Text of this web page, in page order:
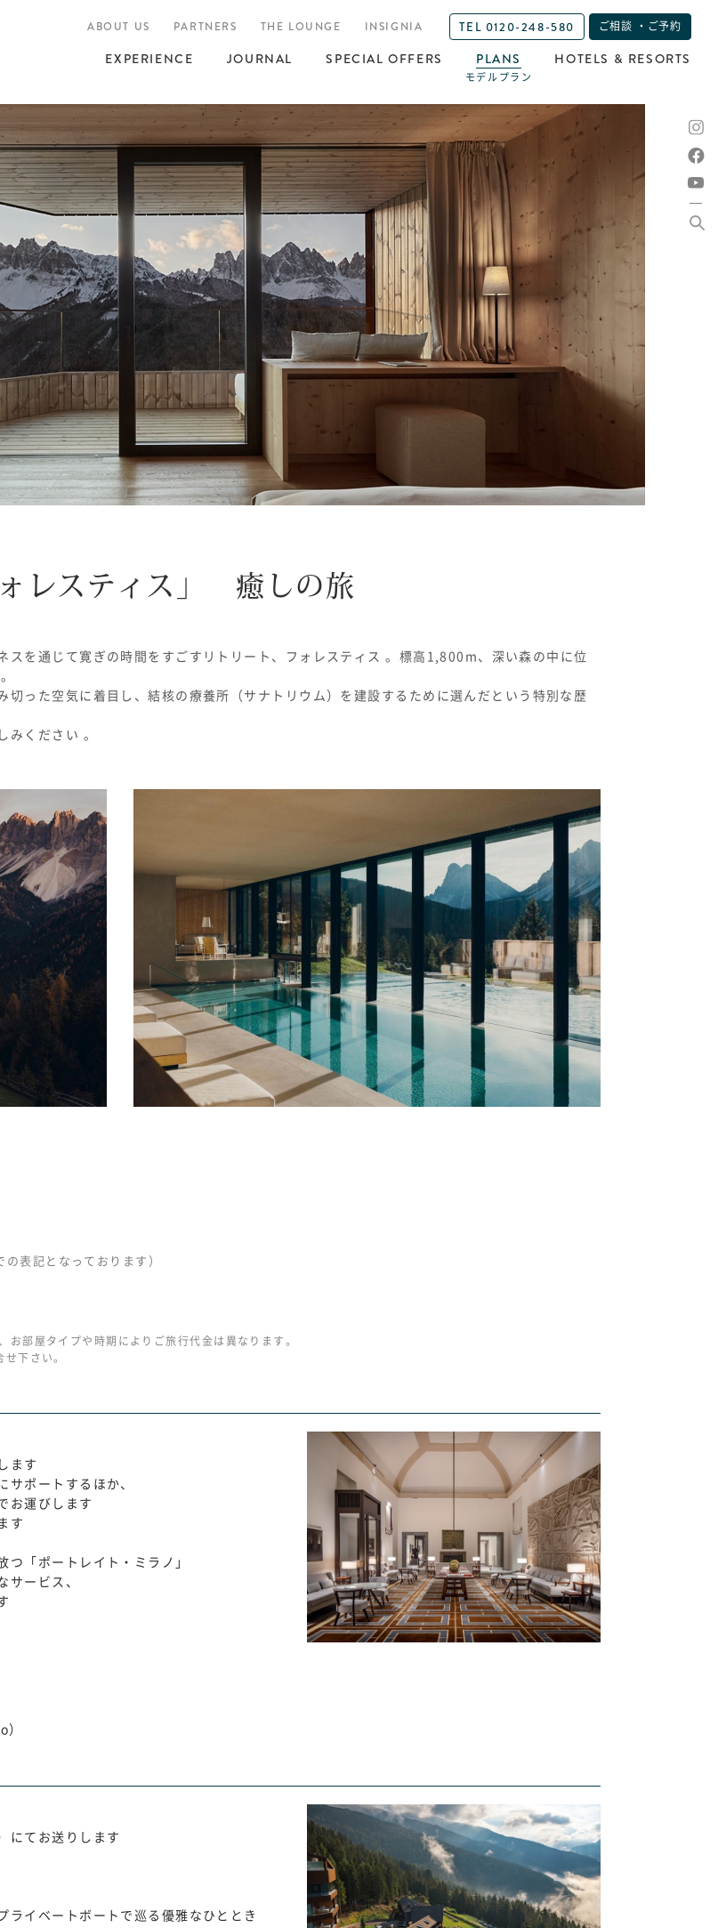
EXPERIENCE JOURNAL SPECIAL OFFERS PLANS
モデルプラン
HOTELS & RESORTS
ABOUT US PARTNERS THE LOUNGE INSIGNIA TEL 0120-248-580 ご相談 ・ご予約
レスティス」 癒しの旅
スを通じて寛ぎの時間をすごすリトリート、フォレスティス 。標高1,800m、深い森の中に位
った空気に着目し、結核の療養所（サナトリウム）を建設するために選んだという特別な歴
みください 。
表記となっております）
部屋タイプや時期によりご旅行代金は異なります。
下さい。
ます
サポートするほか、
お運びします
す
つ「ポートレイト・ミラノ」
サービス、
にてお送りします
イベートボートで巡る優雅なひととき